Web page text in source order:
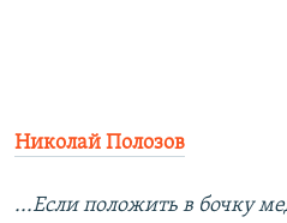
Николай Полозов
...Если положить в бочку